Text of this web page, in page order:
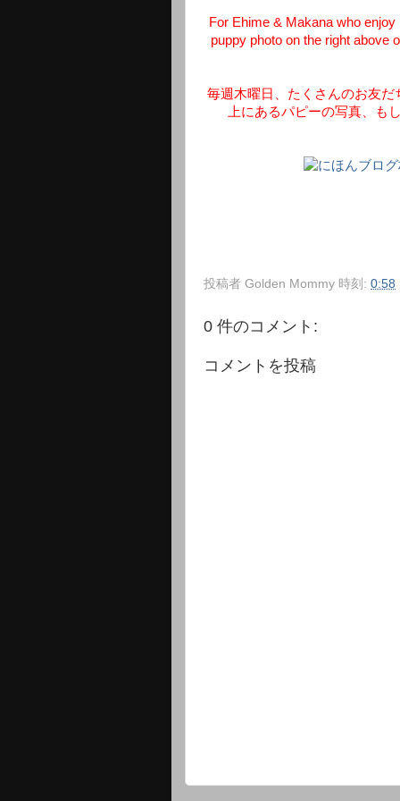
For Ehime & Makana who
puppy photo on the right above
毎週木曜日、たくさんのお友
上にあるパピーの写真、も
投稿者 Golden Mommy 時刻: 0:58
0 件のコメント:
コメントを投稿